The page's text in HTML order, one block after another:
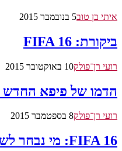
איתי בן טוב5 בנובמבר 2015
ביקורת: FIFA 16
רועי רן־פולק10 באוקטובר 2015
הדמו של פיפא
רועי רן־פולק8 בספטמבר 2015
FIFA 16: מי נבחר לשחקן הטוב בעולם?